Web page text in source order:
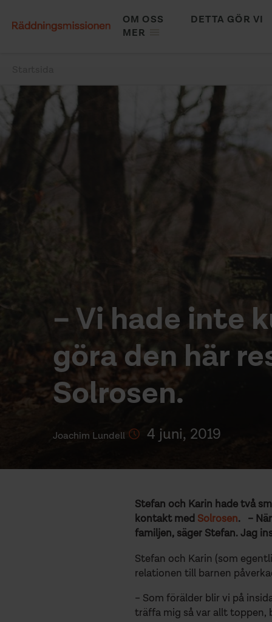
huvudinnehåll
MAIN
OM OSS DETTA GÖR VI
MER
Länkstig
– Vi hade inte
göra den här
Solrosen.
Joachim Lundell 4 juni, 2019
Stefan och Karin hade två
kontakt med Solrosen. –
familjen, säger Stefan. Jag
Stefan och Karin (som
relationen till barnen
– Som förälder blir vi på
träffa mig så var allt toppen,